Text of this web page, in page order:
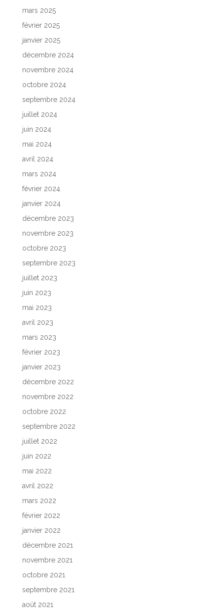
mars 2025
février 2025
janvier 2025
décembre 2024
novembre 2024
octobre 2024
septembre 2024
juillet 2024
juin 2024
mai 2024
avril 2024
mars 2024
février 2024
janvier 2024
décembre 2023
novembre 2023
octobre 2023
septembre 2023
juillet 2023
juin 2023
mai 2023
avril 2023
mars 2023
février 2023
janvier 2023
décembre 2022
novembre 2022
octobre 2022
septembre 2022
juillet 2022
juin 2022
mai 2022
avril 2022
mars 2022
février 2022
janvier 2022
décembre 2021
novembre 2021
octobre 2021
septembre 2021
août 2021